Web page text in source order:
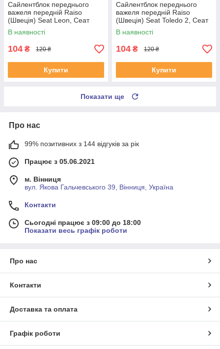
Сайлентблок переднього
важеля передній Raiso
(Швеція) Seat Leon, Сеат
Леон 99-06 #RL-1J0182V
UAYSBXG4
В наявності
104 ₴ 120 ₴
Купити
Сайлентблок переднього
важеля передній Raiso
(Швеція) Seat Toledo 2, Сеат
Толедо 2 99-06 #RL-1J0182V
UATOJRK4
В наявності
104 ₴ 120 ₴
Купити
Показати ще
Про нас
99% позитивних з 144 відгуків за рік
Працює з 05.06.2021
м. Вінниця
вул. Якова Гальчевського 39, Вінниця, Україна
Контакти
Сьогодні працює з 09:00 до 18:00
Показати весь графік роботи
Про нас
Контакти
Доставка та оплата
Графік роботи